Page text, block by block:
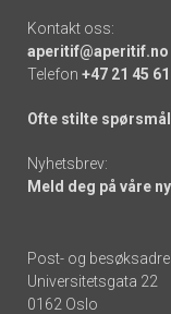
Kontakt oss:
aperitif@aperitif.no
Telefon +47 21 45
Ofte stilte spørsmål
Nyhetsbrev:
Meld deg på våre
Post- og
Universitetsgata 22
0162 Oslo